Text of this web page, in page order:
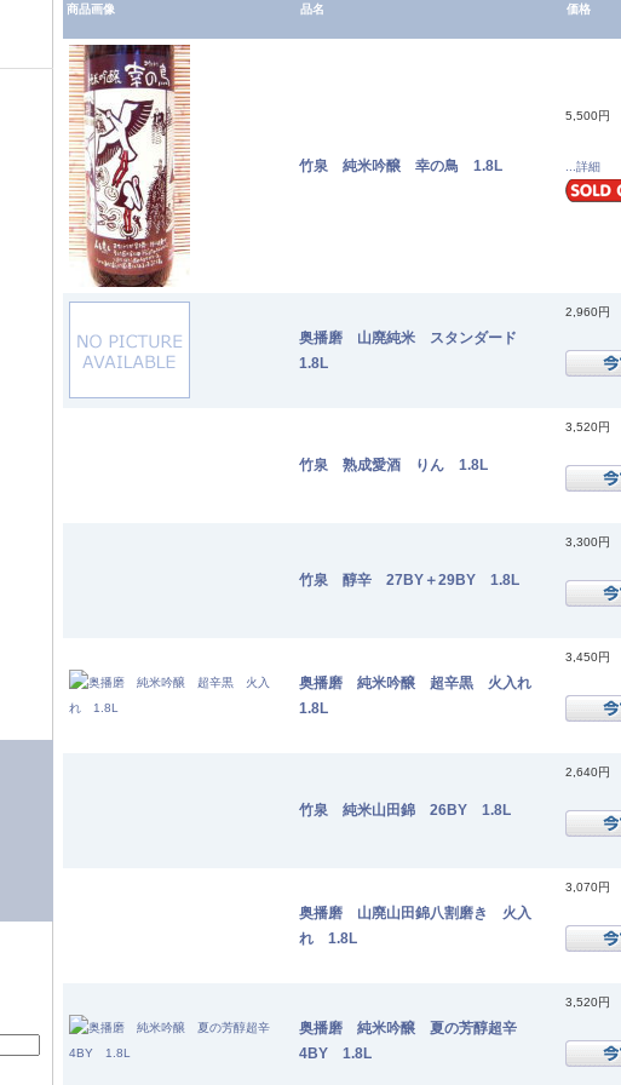
商品画像 品名 価格
竹泉 純米吟醸 幸の鳥 1.8L
5,500円
...詳細
奥播磨 山廃純米 スタンダード
1.8L
2,960円
竹泉 熟成愛酒 りん 1.8L
3,520円
竹泉 醇辛 27BY＋29BY 1.8L
3,300円
奥播磨 純米吟醸 超辛黒 火入れ
1.8L
3,450円
竹泉 純米山田錦 26BY 1.8L
2,640円
奥播磨 山廃山田錦八割磨き 火入
れ 1.8L
3,070円
奥播磨 純米吟醸 夏の芳醇超辛
4BY 1.8L
3,520円